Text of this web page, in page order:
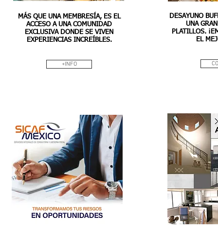
MÁS QUE UNA MEMBRESÍA, ES EL
ACCESO A UNA COMUNIDAD
EXCLUSIVA DONDE SE VIVEN
EXPERIENCIAS INCREÍBLES.
+INFO
DESAYUNO
UNA
PLATILLOS.
EL